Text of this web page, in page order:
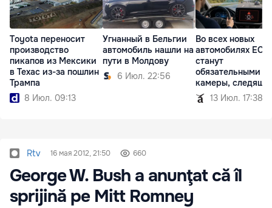
Toyota переносит
производство
пикапов из Мексики
в Техас из-за пошлин
Трампа
8 Июл. 09:13
Угнанный в Бельгии
автомобиль нашли на
пути в Молдову
6 Июл. 22:56
Во всех новых
автомобилях ЕС
станут
обязательными
камеры,
водителем
13 Июл. 17:38
Rtv 16 мая 2012, 21:50 660
George W. Bush a anunţat că îl
sprijină pe Mitt Romney